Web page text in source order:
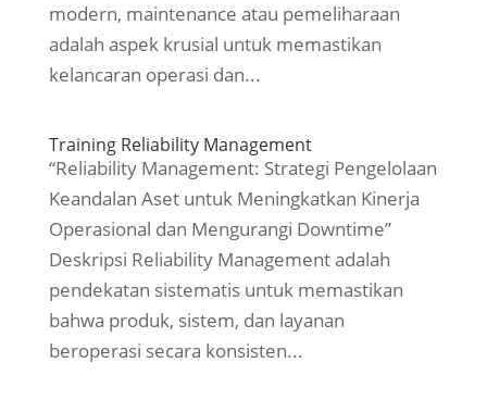
modern, maintenance atau pemeliharaan
adalah aspek krusial untuk memastikan
kelancaran operasi dan...
Training Reliability Management
“Reliability Management: Strategi Pengelolaan
Keandalan Aset untuk Meningkatkan Kinerja
Operasional dan Mengurangi Downtime”
Deskripsi Reliability Management adalah
pendekatan sistematis untuk memastikan
bahwa produk, sistem, dan layanan
beroperasi secara konsisten...